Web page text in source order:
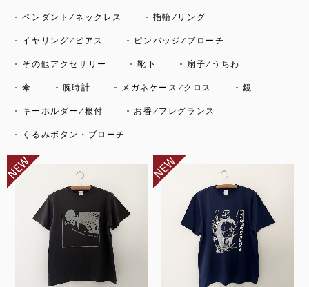
ペンダント/ネックレス 指輪/リング
イヤリング/ピアス ピンバッジ/ブローチ
その他アクセサリー 靴下 扇子/うちわ
傘 腕時計 メガネケース/クロス 鏡
キーホルダー/根付 お香/フレグランス
くるみボタン・ブローチ